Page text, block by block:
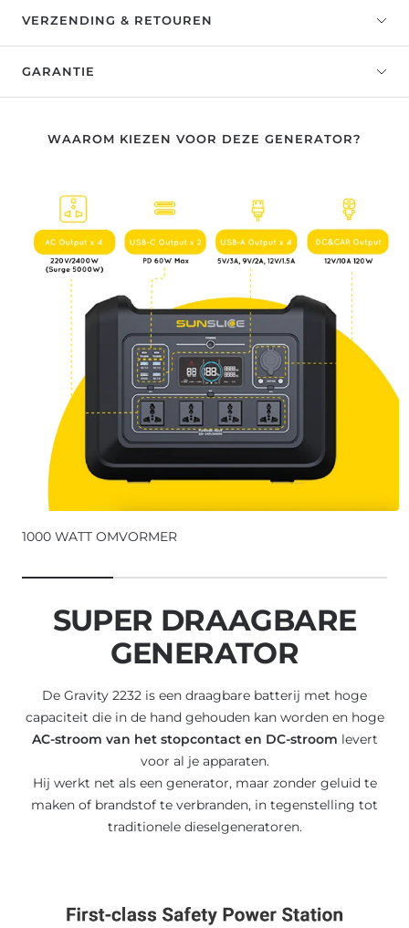
VERZENDING & RETOUREN
GARANTIE
WAAROM KIEZEN VOOR DEZE GENERATOR?
1000 WATT OMVORMER
SUPER DRAAGBARE
GENERATOR
De Gravity 2232 is een draagbare batterij met hoge
capaciteit die in de hand gehouden kan worden en hoge
AC-stroom van het stopcontact en DC-stroom levert
voor al je apparaten.
Hij werkt net als een generator, maar zonder geluid te
maken of brandstof te verbranden, in tegenstelling tot
traditionele dieselgeneratoren.